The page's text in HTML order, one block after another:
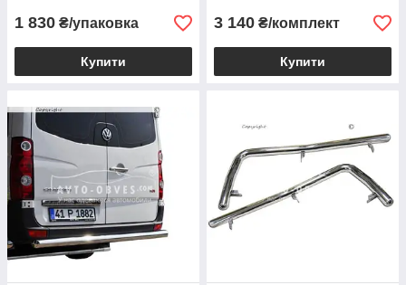
1 830 ₴/упаковка
Купити
3 140 ₴/комплект
Купити